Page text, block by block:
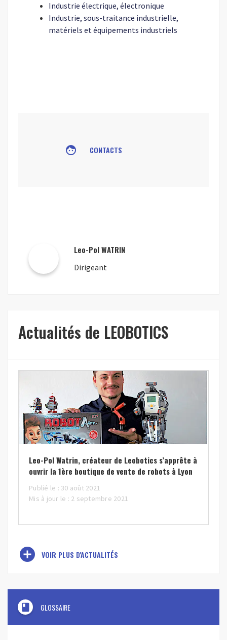
Industrie électrique, électronique
Industrie, sous-traitance industrielle,
matériels et équipements industriels
face CONTACTS
Leo-Pol WATRIN
Dirigeant
Actualités de LEOBOTICS
Leo-Pol Watrin, créateur de Leobotics s’apprête à
ouvrir la 1ère boutique de vente de robots à Lyon
Publié le : 30 août 2021
Mis à jour le : 2 septembre 2021
add_circle VOIR PLUS D'ACTUALITÉS
book GLOSSAIRE